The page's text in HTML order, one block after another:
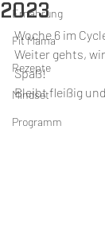
Ernährung
Fit Mama
Rezepte
Mindset
Programm
2023
Woche 6 im
Weiter gehts,
Spaß!
Bleibt fleißig